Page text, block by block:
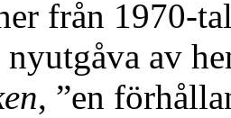
från 1970-
av
, ”en